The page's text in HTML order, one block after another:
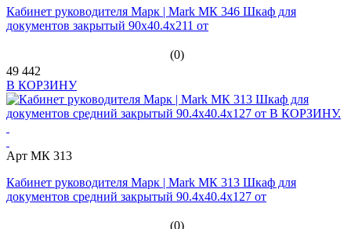
Кабинет руководителя Марк | Mark МК 346 Шкаф для
документов закрытый 90x40.4x211 от
(0)
49 442
В КОРЗИНУ
Арт МК 313
Кабинет руководителя Марк | Mark МК 313 Шкаф для
документов средний закрытый 90.4x40.4x127 от
(0)